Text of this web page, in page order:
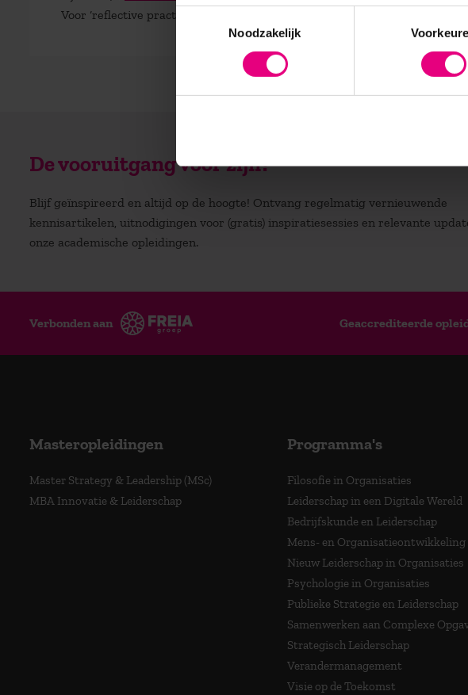
Noodzakelijk
Voor ‘reflective practitioners’ die zich op academisch niveau willen
De vooruitgang voor zijn?
Blijf geïnspireerd en altijd op de hoogte! Ontvang regelmatig vernieuwende
kennisartikelen, uitnodigingen voor (gratis) inspiratiesessies en relevante
onze academische opleidingen.
Verbonden aan Geaccrediteerde
Masteropleidingen
Master Strategy & Leadership (MSc)
MBA Innovatie & Leiderschap
Programma's
Filosofie in Organisaties
Leiderschap in een Digitale Wereld
Bedrijfskunde en Leiderschap
Mens- en Organisatieontwikkeling
Nieuw Leiderschap in Organisaties
Psychologie in Organisaties
Publieke Strategie en Leiderschap
Samenwerken aan Complexe
Strategisch Leiderschap
Verandermanagement
Visie op de Toekomst